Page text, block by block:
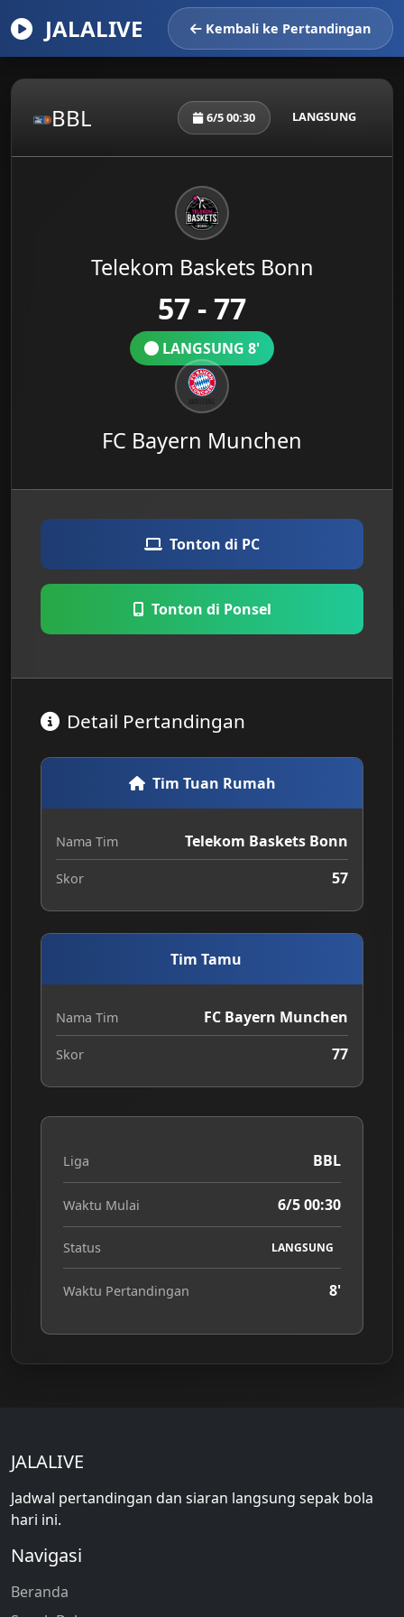
JALALIVE Kembali ke Pertandingan
BBL 6/5 00:30 LANGSUNG
Telekom Baskets Bonn
57 - 77
LANGSUNG 8'
FC Bayern Munchen
Tonton di PC
Tonton di Ponsel
Detail Pertandingan
Tim Tuan Rumah
Nama Tim Telekom Baskets Bonn
Skor 57
Tim Tamu
Nama Tim FC Bayern Munchen
Skor 77
Liga BBL
Waktu Mulai 6/5 00:30
Status LANGSUNG
Waktu Pertandingan 8'
JALALIVE
Jadwal pertandingan dan siaran langsung sepak bola
hari ini.
Navigasi
Beranda